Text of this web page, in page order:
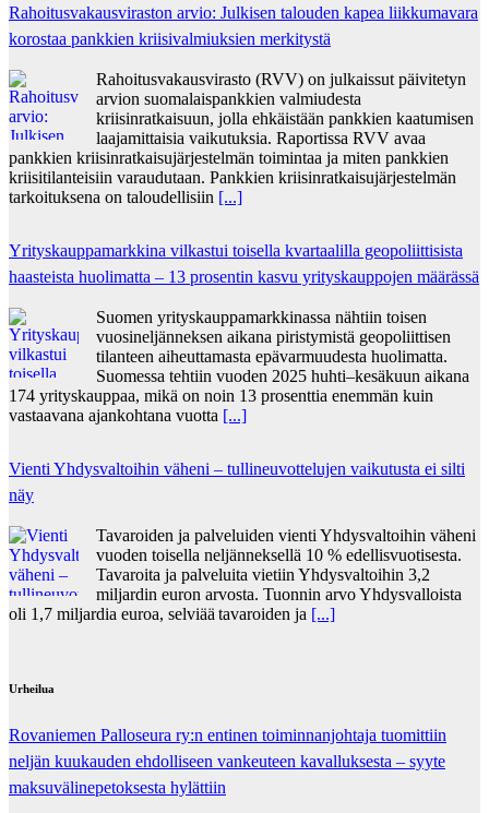
Rahoitusvakausviraston arvio: Julkisen talouden kapea liikkumavara
korostaa pankkien kriisivalmiuksien merkitystä
Rahoitusvakausvirasto (RVV) on julkaissut päivitetyn
arvion suomalaispankkien valmiudesta
kriisinratkaisuun, jolla ehkäistään pankkien kaatumisen
laajamittaisia vaikutuksia. Raportissa RVV avaa
pankkien kriisinratkaisujärjestelmän toimintaa ja miten pankkien
kriisitilanteisiin varaudutaan. Pankkien kriisinratkaisujärjestelmän
tarkoituksena on taloudellisiin [...]
Yrityskauppamarkkina vilkastui toisella kvartaalilla geopoliittisista
haasteista huolimatta – 13 prosentin kasvu yrityskauppojen määrässä
Suomen yrityskauppamarkkinassa nähtiin toisen
vuosineljänneksen aikana piristymistä geopoliittisen
tilanteen aiheuttamasta epävarmuudesta huolimatta.
Suomessa tehtiin vuoden 2025 huhti–kesäkuun aikana
174 yrityskauppaa, mikä on noin 13 prosenttia enemmän kuin
vastaavana ajankohtana vuotta [...]
Vienti Yhdysvaltoihin väheni – tullineuvottelujen vaikutusta ei silti
näy
Tavaroiden ja palveluiden vienti Yhdysvaltoihin väheni
vuoden toisella neljänneksellä 10 % edellisvuotisesta.
Tavaroita ja palveluita vietiin Yhdysvaltoihin 3,2
miljardin euron arvosta. Tuonnin arvo Yhdysvalloista
oli 1,7 miljardia euroa, selviää tavaroiden ja [...]
Urheilua
Rovaniemen Palloseura ry:n entinen toiminnanjohtaja tuo­mit­tiin
neljän kuu­kau­den eh­dol­li­seen van­keu­teen ka­val­luk­ses­ta – syyte
mak­su­vä­li­ne­pe­tok­ses­ta hy­lät­tiin